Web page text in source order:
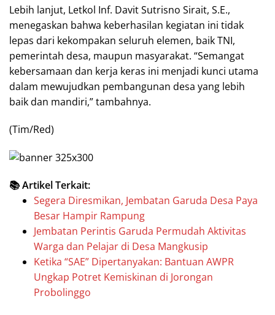
‎Lebih lanjut, Letkol Inf. Davit Sutrisno Sirait, S.E.,
menegaskan bahwa keberhasilan kegiatan ini tidak
lepas dari kekompakan seluruh elemen, baik TNI,
pemerintah desa, maupun masyarakat. “Semangat
kebersamaan dan kerja keras ini menjadi kunci utama
dalam mewujudkan pembangunan desa yang lebih
baik dan mandiri,” tambahnya.
(Tim/Red)
📚 Artikel Terkait:
Segera Diresmikan, Jembatan Garuda Desa Paya
Besar Hampir Rampung
Jembatan Perintis Garuda Permudah Aktivitas
Warga dan Pelajar di Desa Mangkusip
Ketika “SAE” Dipertanyakan: Bantuan AWPR
Ungkap Potret Kemiskinan di Jorongan
Probolinggo